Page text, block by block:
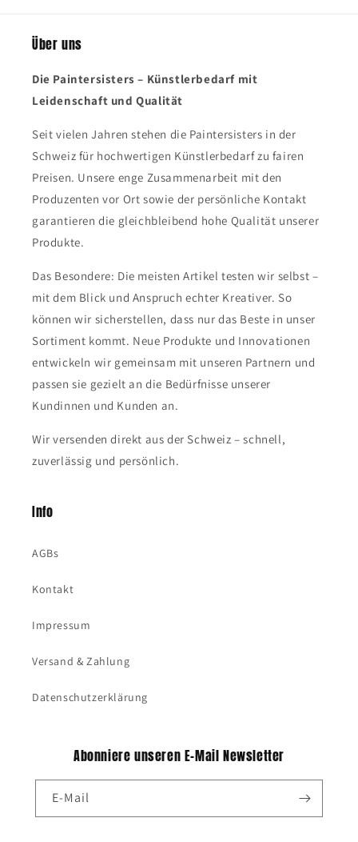
Über uns
Die Paintersisters – Künstlerbedarf mit
Leidenschaft und Qualität
Seit vielen Jahren stehen die Paintersisters in der
Schweiz für hochwertigen Künstlerbedarf zu fairen
Preisen. Unsere enge Zusammenarbeit mit den
Produzenten vor Ort sowie der persönliche Kontakt
garantieren die gleichbleibend hohe Qualität unserer
Produkte.
Das Besondere: Die meisten Artikel testen wir selbst –
mit dem Blick und Anspruch echter Kreativer. So
können wir sicherstellen, dass nur das Beste in unser
Sortiment kommt. Neue Produkte und Innovationen
entwickeln wir gemeinsam mit unseren Partnern und
passen sie gezielt an die Bedürfnisse unserer
Kundinnen und Kunden an.
Wir versenden direkt aus der Schweiz – schnell,
zuverlässig und persönlich.
Info
AGBs
Kontakt
Impressum
Versand & Zahlung
Datenschutzerklärung
Abonniere unseren E-Mail Newsletter
E-Mail